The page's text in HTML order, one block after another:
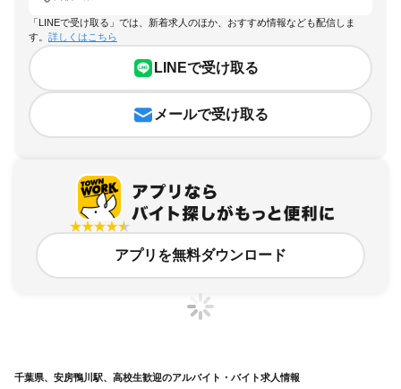
「LINEで受け取る」では、新着求人のほか、おすすめ情報なども配信しま
す。 詳しくはこちら
LINEで受け取る
メールで受け取る
アプリを無料ダウンロード
千葉県、安房鴨川駅、高校生歓迎のアルバイト・バイト求人情報